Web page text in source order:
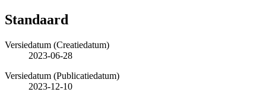
Standaard
Versiedatum (Creatiedatum)
2023-06-28
Versiedatum (Publicatiedatum)
2023-12-10